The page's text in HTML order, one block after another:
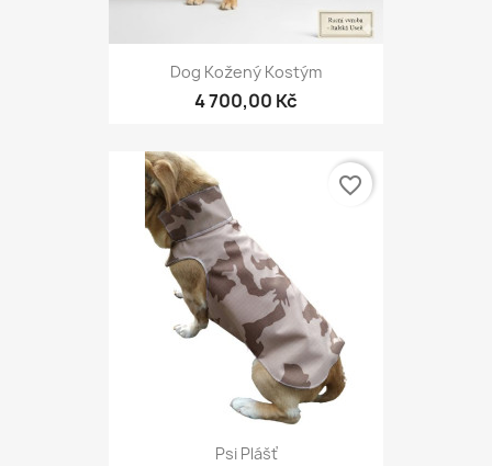
Dog Kožený Kostým
4 700,00 Kč
Psi Plášť
favorite_border